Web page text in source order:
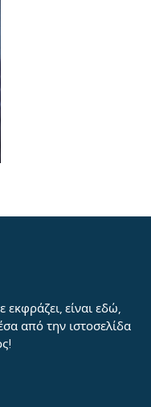
είναι εδώ,
από την ιστοσελίδα